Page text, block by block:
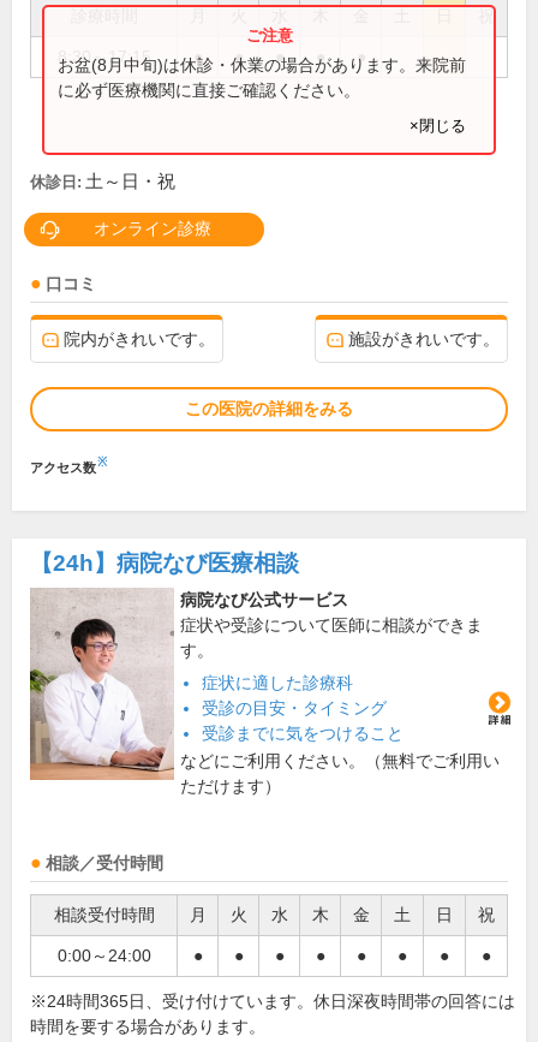
祝
8:30～17:15 ● ● ● ● ●
お盆(8月中旬)は休診・休業の場合があります。来院前
に必ず医療機関に直接ご確認ください。
×閉じる
休診日: 土～日・祝
オンライン診療
口コミ
院内がきれいです。 施設がきれいです。
この医院の詳細をみる
アクセス数※
【24h】 病院なび医療相談
病院なび公式サービス
症状や受診について医師に相談ができま
す。
症状に適した診療科
受診の目安・タイミング
受診までに気をつけること
などにご利用ください。（無料でご利用い
ただけます）
相談／受付時間
相談受付時間 月 火 水 木 金 土 日 祝
0:00～24:00 ● ● ● ● ● ● ● ●
※24時間365日、受け付けています。休日深夜時間帯の回答には
時間を要する場合があります。